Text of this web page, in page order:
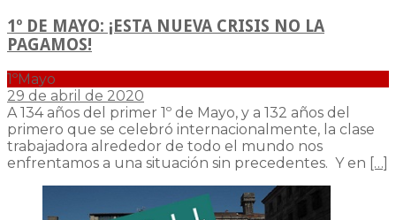
1º DE MAYO: ¡ESTA NUEVA CRISIS NO LA
PAGAMOS!
1ºMayo
29 de abril de 2020
A 134 años del primer 1º de Mayo, y a 132 años del
primero que se celebró internacionalmente, la clase
trabajadora alrededor de todo el mundo nos
enfrentamos a una situación sin precedentes. Y en […]